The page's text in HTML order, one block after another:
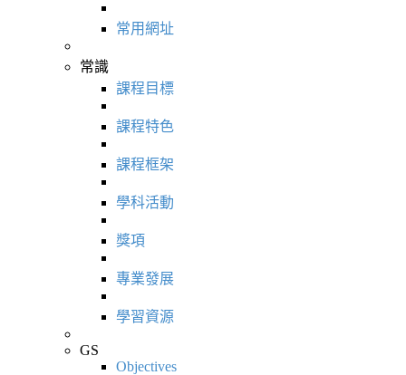
常用網址
常識
課程目標
課程特色
課程框架
學科活動
獎項
專業發展
學習資源
GS
Objectives